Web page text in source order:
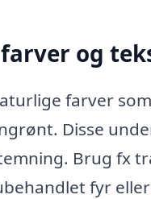
og
farver
Disse
Brug fx
fyr